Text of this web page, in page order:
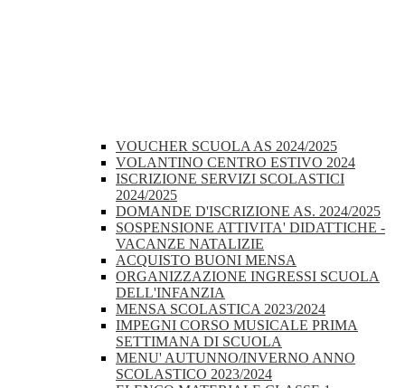
VOUCHER SCUOLA AS 2024/2025
VOLANTINO CENTRO ESTIVO 2024
ISCRIZIONE SERVIZI SCOLASTICI
2024/2025
DOMANDE D'ISCRIZIONE AS. 2024/2025
SOSPENSIONE ATTIVITA' DIDATTICHE -
VACANZE NATALIZIE
ACQUISTO BUONI MENSA
ORGANIZZAZIONE INGRESSI SCUOLA
DELL'INFANZIA
MENSA SCOLASTICA 2023/2024
IMPEGNI CORSO MUSICALE PRIMA
SETTIMANA DI SCUOLA
MENU' AUTUNNO/INVERNO ANNO
SCOLASTICO 2023/2024